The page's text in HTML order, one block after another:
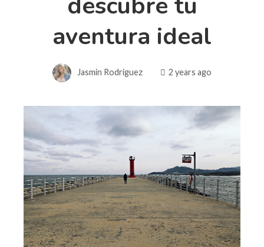
aventura ideal
Jasmin Rodriguez 2 years ago